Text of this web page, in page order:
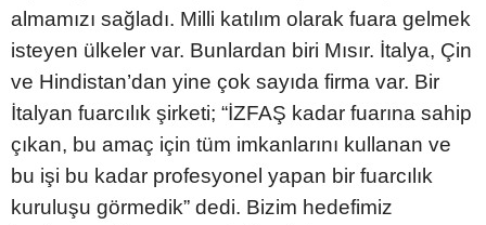
almamızı sağladı. Milli katılım olarak fuara gelmek
isteyen ülkeler var. Bunlardan biri Mısır. İtalya, Çin
ve Hindistan’dan yine çok sayıda firma var. Bir
İtalyan fuarcılık şirketi; “İZFAŞ kadar fuarına sahip
çıkan, bu amaç için tüm imkanlarını kullanan ve
bu işi bu kadar profesyonel yapan bir fuarcılık
kuruluşu görmedik” dedi. Bizim hedefimiz